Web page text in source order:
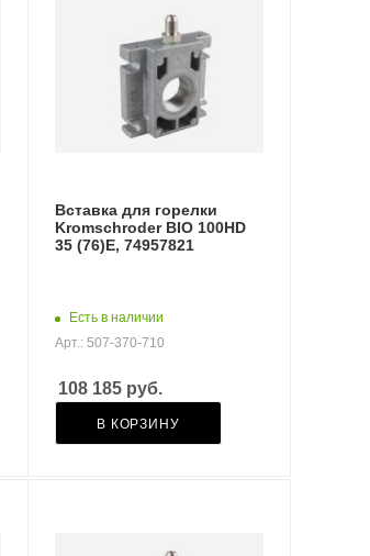
Вставка для горелки
Kromschroder BIO 100HD
35 (76)E, 74957821
Есть в наличии
Арт.: 507-370-710
108 185руб.
В КОРЗИНУ